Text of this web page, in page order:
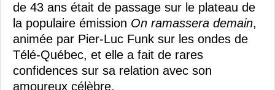
de 43 ans était de passage sur le plateau de
la populaire émission On ramassera demain,
animée par Pier-Luc Funk sur les ondes de
Télé-Québec, et elle a fait de rares
confidences sur sa relation avec son
amoureux célèbre.